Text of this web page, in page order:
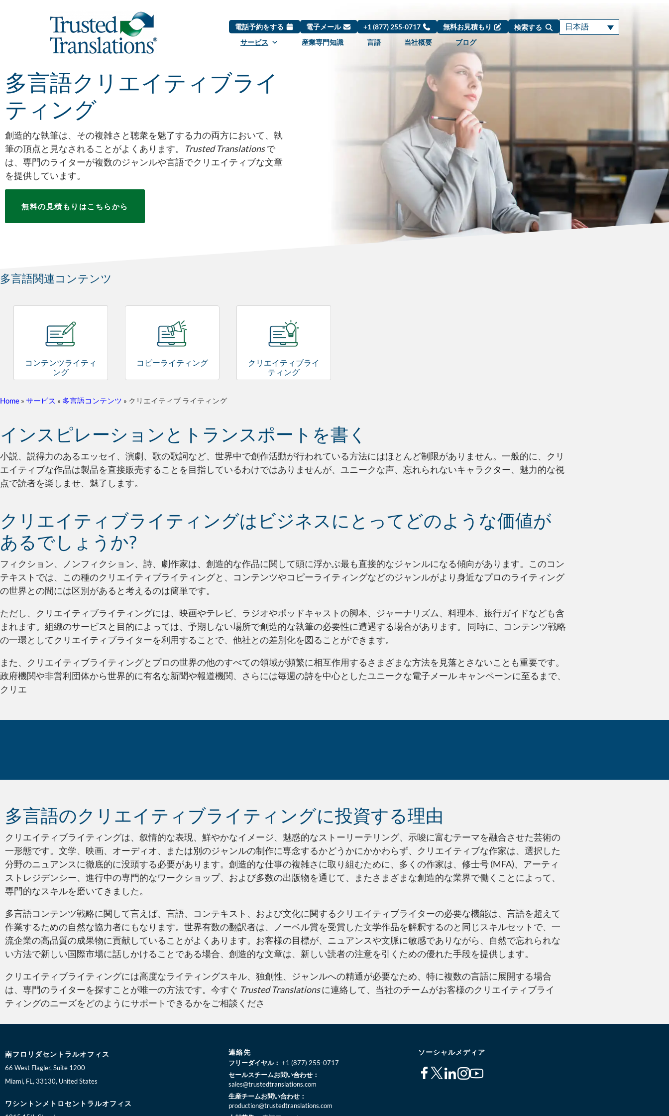
電話予約をする 電子メール +1 (877) 255-0717 無料お見積もり 検索する 日本語
サービス 産業専門知識 言語 当社概要 ブログ
多言語クリエイティブライ
ティング
創造的な執筆は、その複雑さと聴衆を魅了する力の両方において、執
筆の頂点と見なされることがよくあります。
Trusted Translationsで
は、専門のライターが複数のジャンルや言語でクリエイティブな文章
を提供しています。
無料の見積もりはこちらから
多言語関連コンテンツ
コンテンツライティ
ング
コピーライティング クリエイティブライ
ティング
Home » サービス » 多言語コンテンツ » クリエイティブ ライティング
インスピレーションとトランスポートを書く
小説、説得力のあるエッセイ、演劇、歌の歌詞など、世界中で創作活動が行われている方法にはほとんど制限がありません。一般的に、クリ
エイティブな作品は製品を直接販売することを目指しているわけではありませんが、ユニークな声、忘れられないキャラクター、魅力的な視
点で読者を楽しませ、魅了します。
クリエイティブライティングはビジネスにとってどのような価値が
あるでしょうか?
フィクション、ノンフィクション、詩、劇作家は、創造的な作品に関して頭に浮かぶ最も直接的なジャンルになる傾向があります。このコン
テキストでは、この種のクリエイティブライティングと、コンテンツやコピーライティングなどのジャンルがより身近なプロのライティング
の世界との間には区別があると考えるのは簡単です。
ただし、クリエイティブライティングには、映画やテレビ、ラジオやポッドキャストの脚本、ジャーナリズム、料理本、旅行ガイドなども含
まれます。組織のサービスと目的によっては、予期しない場所で創造的な執筆の必要性に遭遇する場合があります。 同時に、コンテンツ戦略
の一環としてクリエイティブライターを利用することで、他社との差別化を図ることができます。
また、クリエイティブライティングとプロの世界の他のすべての領域が頻繁に相互作用するさまざまな方法を見落とさないことも重要です。
政府機関や非営利団体から世界的に有名な新聞や報道機関、さらには毎週の詩を中心としたユニークな電子メール キャンペーンに至るまで、
クリエ
ご存じでしたか?
多言語のクリエイティブライティングに投資する理由
クリエイティブライティングは、叙情的な表現、鮮やかなイメージ、魅惑的なストーリーテリング、示唆に富むテーマを融合させた芸術の
一形態です。文学、映画、オーディオ、または別のジャンルの制作に専念するかどうかにかかわらず、クリエイティブな作家は、選択した
分野のニュアンスに徹底的に没頭する必要があります。創造的な仕事の複雑さに取り組むために、多くの作家は、修士号 (MFA)、アーティ
ストレジデンシー、進行中の専門的なワークショップ、および多数の出版物を通じて、またさまざまな創造的な業界で働くことによって、
専門的なスキルを磨いてきました。
多言語コンテンツ戦略に関して言えば、言語、コンテキスト、および文化に関するクリエイティブライターの必要な機能は、言語を超えて
作業するための自然な協力者にもなります。世界有数の翻訳者は、ノーベル賞を受賞した文学作品を解釈するのと同じスキルセットで、一
流企業の高品質の成果物に貢献していることがよくあります。お客様の目標が、ニュアンスや文脈に敏感でありながら、自然で忘れられな
い方法で新しい国際市場に話しかけることである場合、創造的な文章は、新しい読者の注意を引くための優れた手段を提供します。
クリエイティブライティングには高度なライティングスキル、独創性、ジャンルへの精通が必要なため、特に複数の言語に展開する場合
は、専門のライターを探すことが唯一の方法です。今すぐ Trusted Translationsに連絡して、当社のチームがお客様のクリエイティブライ
ティングのニーズをどのようにサポートできるかをご相談くださ
南フロリダセントラルオフィス
66 West Flagler, Suite 1200
Miami, FL, 33130, United States
ワシントンメトロセントラルオフィス
連絡先
フリーダイヤル： +1 (877) 255-0717
セールスチームお問い合わせ：
sales@trustedtranslations.com
生産チームお問い合わせ：
production@trustedtranslations.com
ソーシャルメディア